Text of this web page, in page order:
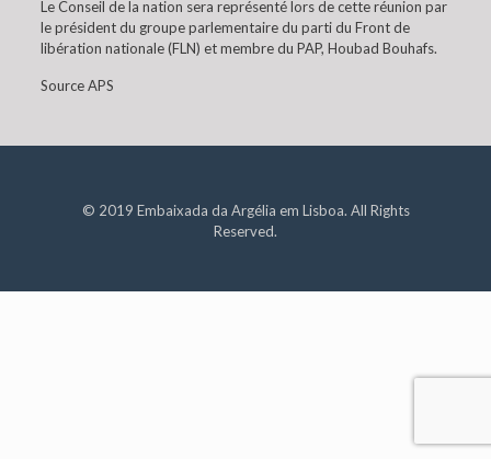
Le Conseil de la nation sera représenté lors de cette réunion par
le président du groupe parlementaire du parti du Front de
libération nationale (FLN) et membre du PAP, Houbad Bouhafs.
Source APS
© 2019 Embaixada da Argélia em Lisboa. All Rights
Reserved.